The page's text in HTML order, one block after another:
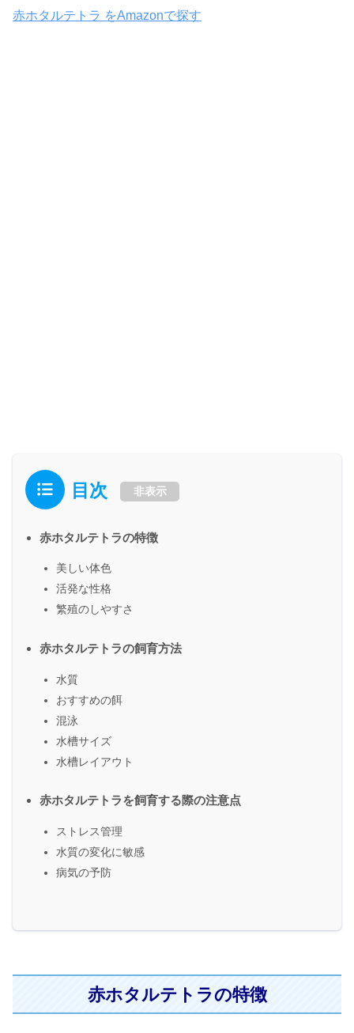
赤ホタルテトラ をAmazonで探す
目次 非表示
赤ホタルテトラの特徴
美しい体色
活発な性格
繁殖のしやすさ
赤ホタルテトラの飼育方法
水質
おすすめの餌
混泳
水槽サイズ
水槽レイアウト
赤ホタルテトラを飼育する際の注意点
ストレス管理
水質の変化に敏感
病気の予防
赤ホタルテトラの特徴